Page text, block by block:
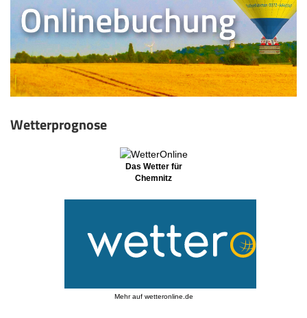
Wetterprognose
Das Wetter für
Chemnitz
Mehr auf wetteronline.de